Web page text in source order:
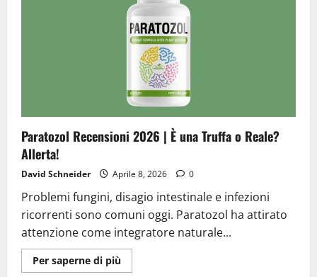
Truffa
o
Reale?
Scoprilo!
Paratozol Recensioni 2026 | È una Truffa o Reale?
Allerta!
David Schneider Aprile 8, 2026 0
Problemi fungini, disagio intestinale e infezioni
ricorrenti sono comuni oggi. Paratozol ha attirato
attenzione come integratore naturale...
Per saperne di piùUlteriori
informazioni